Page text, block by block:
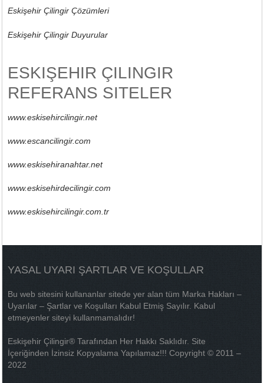
Eskişehir Çilingir Çözümleri
Eskişehir Çilingir Duyurular
ESKIŞEHIR ÇILINGIR
REFERANS SITELER
www.eskisehircilingir.net
www.escancilingir.com
www.eskisehiranahtar.net
www.eskisehirdecilingir.com
www.eskisehircilingir.com.tr
YASAL UYARI ŞARTLAR VE KOŞULLAR
Bu web sitesini kullananlar sitede yer alan tüm Marka Hakları –
Uyarılar – Şartlar ve Koşulları Kabul Etmiş Sayılır. Kabul
etmeyenler siteyi kullanmamalıdır!
Eskişehir Çilingir® Tarafından Her Hakkı Saklıdır. Site
İçeriğinden İzinsiz Kopyalama Yapılamaz!!! Copyright © 2011 –
2022